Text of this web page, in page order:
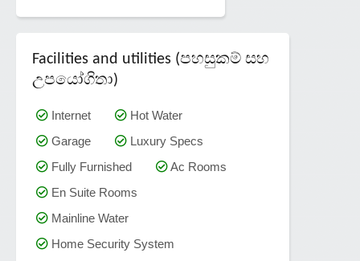
Facilities and utilities (පහසුකම් සහ
උපයෝගිතා)
Internet
Hot Water
Garage
Luxury Specs
Fully Furnished
Ac Rooms
En Suite Rooms
Mainline Water
Home Security System